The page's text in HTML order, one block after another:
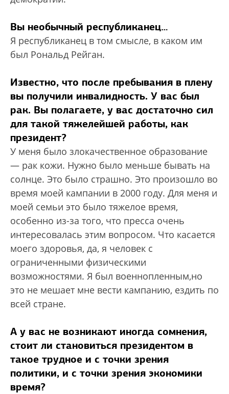
Вы необычный республиканец…
Я республиканец в том смысле, в каком им
был Рональд Рейган.
Известно, что после пребывания в плену
вы получили инвалидность. У вас был
рак. Вы полагаете, у вас достаточно сил
для такой тяжелейшей работы, как
президент?
У меня было злокачественное образование
— рак кожи. Нужно было меньше бывать на
солнце. Это было страшно. Это произошло во
время моей кампании в 2000 году. Для меня и
моей семьи это было тяжелое время,
особенно из-за того, что пресса очень
интересовалась этим вопросом. Что касается
моего здоровья, да, я человек с
ограниченными физическими
возможностями. Я был военнопленным,но
это не мешает мне вести кампанию, ездить по
всей стране.
А у вас не возникают иногда сомнения,
стоит ли становиться президентом в
такое трудное и с точки зрения
политики, и с точки зрения экономики
время?